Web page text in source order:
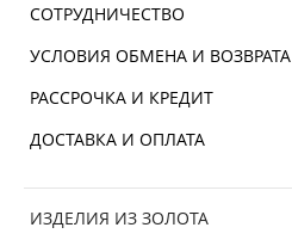
СОТРУДНИЧЕСТВО
УСЛОВИЯ ОБМЕНА И ВОЗВРАТА
РАССРОЧКА И КРЕДИТ
ДОСТАВКА И ОПЛАТА
ИЗДЕЛИЯ ИЗ ЗОЛОТА